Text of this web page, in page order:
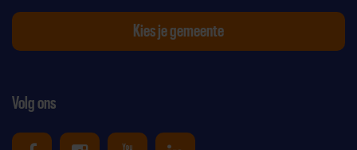
Volg ons
Kies je gemeente